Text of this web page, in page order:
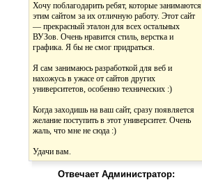
Хочу поблагодарить ребят, которые занимаются
этим сайтом за их отличную работу. Этот сайт
— прекрасный эталон для всех остальных
ВУЗов. Очень нравится стиль, верстка и
графика. Я бы не смог придраться.
Я сам занимаюсь разработкой для веб и
нахожусь в ужасе от сайтов других
университетов, особенно технических :)
Когда заходишь на ваш сайт, сразу появляется
желание поступить в этот университет. Очень
жаль, что мне не сюда :)
Удачи вам.
Отвечает Администратор: